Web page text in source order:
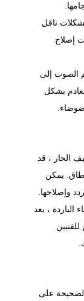
ناقل
إصلاح
الصوت إلى
بشكل
الحار ، قد
يمكن
وإصلاحها.
، يعد
على